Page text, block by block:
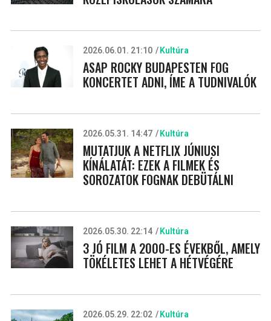
2026.06.01. 21:10 Kultúra
ASAP ROCKY BUDAPESTEN FOG
KONCERTET ADNI, ÍME A TUDNIVALÓK
2026.05.31. 14:47 Kultúra
MUTATJUK A NETFLIX JÚNIUSI
KÍNÁLATÁT: EZEK A FILMEK ÉS
SOROZATOK FOGNAK DEBÜTÁLNI
2026.05.30. 22:14 Kultúra
3 JÓ FILM A 2000-ES ÉVEKBŐL, AMELY
TÖKÉLETES LEHET A HÉTVÉGÉRE
2026.05.29. 22:02 Kultúra